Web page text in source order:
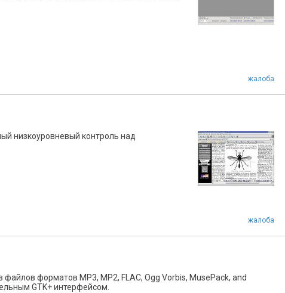
жалоба
низкоуровневый контроль над
жалоба
форматов MP3, MP2, FLAC, Ogg Vorbis, MusePack, and
GTK+ интерфейсом.